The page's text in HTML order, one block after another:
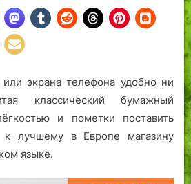
экрана телефона удобно ни
классический бумажный
и пометки поставить
к лучшему в Европе магазину
языке.